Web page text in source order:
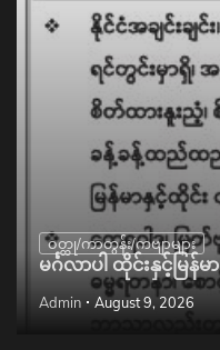
ဝတ္ထု/ကာတွန်း/ကဗျာများ
မင်္ဂလာပါ ထိုင်းနှင့်မြန်မာ
Admin August 9, 2026